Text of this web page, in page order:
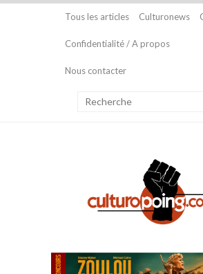
Tous les articles Culturonews
Confidentialité / A propos
Nous contacter